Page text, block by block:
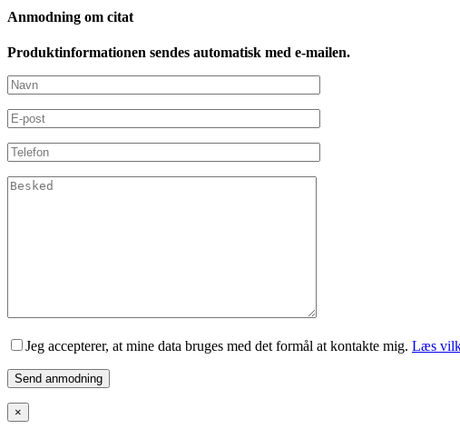
Anmodning om citat
Produktinformationen sendes automatisk med e-mailen.
Jeg accepterer, at mine data bruges med det formål at kontakte mig. Læs
×